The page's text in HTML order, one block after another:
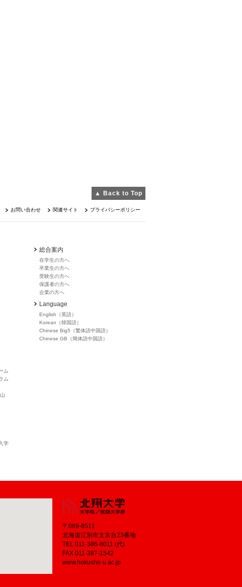
▲ Back to Top
お問い合わせ 関連サイト プライバシーポリシー
ム
ム
学
総合案内
在学生の方へ
卒業生の方へ
受験生の方へ
保護者の方へ
企業の方へ
Language
English（英語）
Korean（韓国語）
Chinese Big5（繁体語中国語）
Chinese GB（簡体語中国語）
〒069-8511
北海道江別市文京台23番地
TEL 011-386-8011 (代)
FAX 011-387-1542
www.hokusho-u.ac.jp